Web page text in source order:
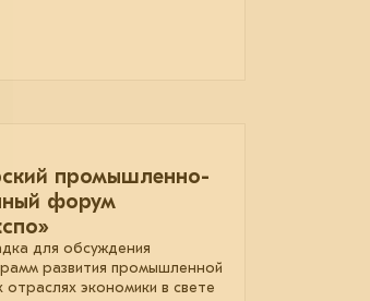
промышленно-
форум
для обсуждения
развития промышленной
отраслях экономики в свете